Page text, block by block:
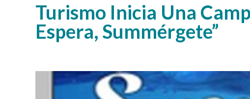
Turismo Inicia Una
Espera, Summérgete”
Image